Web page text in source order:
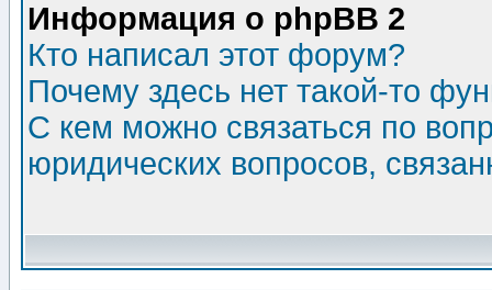
Информация о phpBB 2
Кто написал этот форум?
Почему здесь нет такой-то
С кем можно связаться по
юридических вопросов,